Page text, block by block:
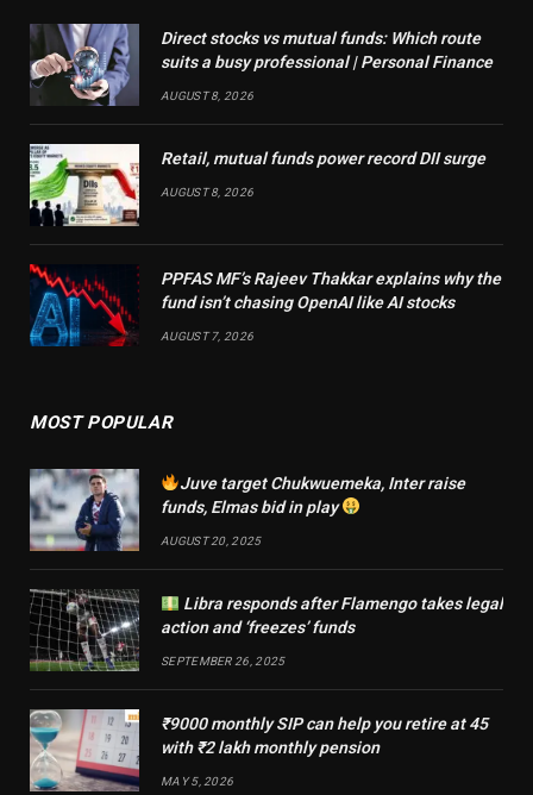
Direct stocks vs mutual funds: Which route
suits a busy professional | Personal Finance
AUGUST 8, 2026
Retail, mutual funds power record DII surge
AUGUST 8, 2026
PPFAS MF’s Rajeev Thakkar explains why the
fund isn’t chasing OpenAI like AI stocks
AUGUST 7, 2026
MOST POPULAR
Juve target Chukwuemeka, Inter raise
funds, Elmas bid in play
AUGUST 20, 2025
Libra responds after Flamengo takes legal
action and ‘freezes’ funds
SEPTEMBER 26, 2025
₹9000 monthly SIP can help you retire at 45
with ₹2 lakh monthly pension
MAY 5, 2026